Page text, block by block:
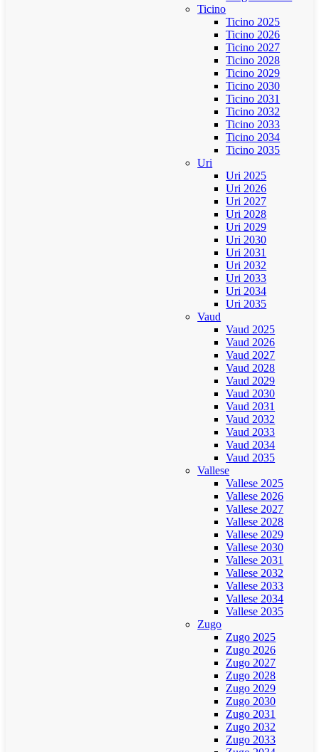
Ticino
Ticino 2025
Ticino 2026
Ticino 2027
Ticino 2028
Ticino 2029
Ticino 2030
Ticino 2031
Ticino 2032
Ticino 2033
Ticino 2034
Ticino 2035
Uri
Uri 2025
Uri 2026
Uri 2027
Uri 2028
Uri 2029
Uri 2030
Uri 2031
Uri 2032
Uri 2033
Uri 2034
Uri 2035
Vaud
Vaud 2025
Vaud 2026
Vaud 2027
Vaud 2028
Vaud 2029
Vaud 2030
Vaud 2031
Vaud 2032
Vaud 2033
Vaud 2034
Vaud 2035
Vallese
Vallese 2025
Vallese 2026
Vallese 2027
Vallese 2028
Vallese 2029
Vallese 2030
Vallese 2031
Vallese 2032
Vallese 2033
Vallese 2034
Vallese 2035
Zugo
Zugo 2025
Zugo 2026
Zugo 2027
Zugo 2028
Zugo 2029
Zugo 2030
Zugo 2031
Zugo 2032
Zugo 2033